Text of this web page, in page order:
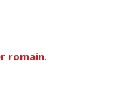
romain.